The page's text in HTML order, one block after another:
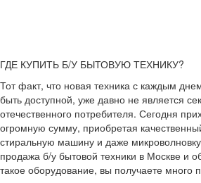
ГДЕ КУПИТЬ Б/У БЫТОВУЮ ТЕХНИКУ?
Тот факт, что новая техника с каждым
быть доступной, уже давно не является
отечественного потребителя. Сегодня
огромную сумму, приобретая
стиральную машину и даже
продажа б/у бытовой техники в Москве и
такое оборудование, вы получаете много